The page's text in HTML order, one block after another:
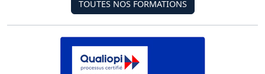
TOUTES NOS FORMATIONS